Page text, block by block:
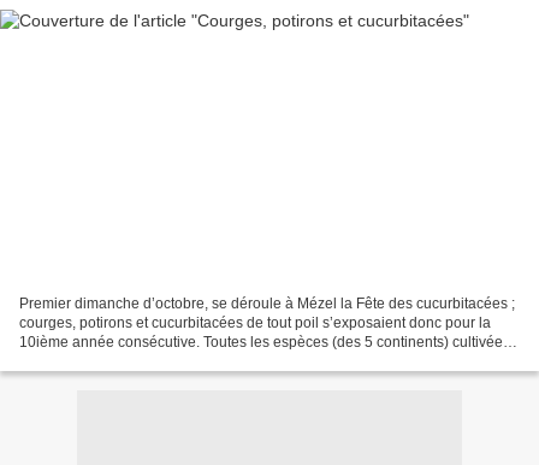
Premier dimanche d’octobre, se déroule à Mézel la Fête des cucurbitacées ;
courges, potirons et cucurbitacées de tout poil s’exposaient donc pour la
10ième année consécutive. Toutes les espèces (des 5 continents) cultivées